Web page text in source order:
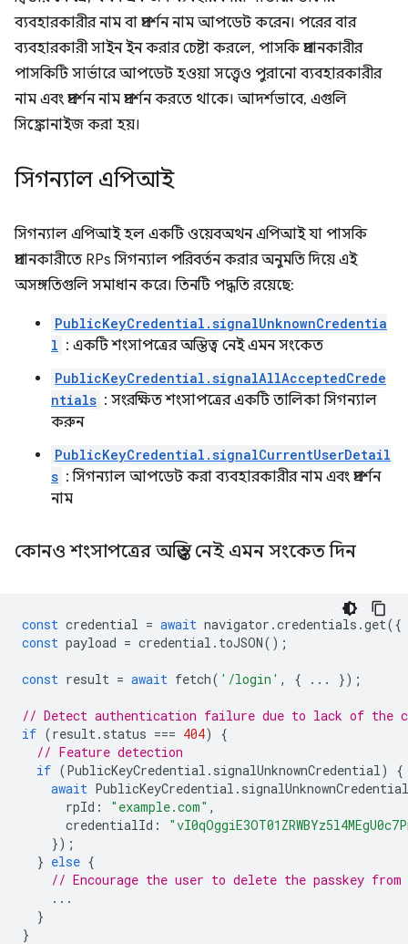
ব্যবহারকারীর নাম বা প্রদর্শন নাম আপডেট করেন। পরের বার
ব্যবহারকারী সাইন ইন করার চেষ্টা করলে, পাসকি প্রদানকারীর
পাসকিটি সার্ভারে আপডেট হওয়া সত্ত্বেও পুরানো ব্যবহারকারীর
নাম এবং প্রদর্শন নাম প্রদর্শন করতে থাকে। আদর্শভাবে, এগুলি
সিঙ্ক্রোনাইজ করা হয়।
সিগন্যাল এপিআই
সিগন্যাল এপিআই হল একটি ওয়েবঅথন এপিআই যা পাসকি
প্রদানকারীতে RPs সিগন্যাল পরিবর্তন করার অনুমতি দিয়ে এই
অসঙ্গতিগুলি সমাধান করে। তিনটি পদ্ধতি রয়েছে:
PublicKeyCredential.signalUnknownCredentia
l : একটি শংসাপত্রের অস্তিত্ব নেই এমন সংকেত
PublicKeyCredential.signalAllAcceptedCrede
ntials : সংরক্ষিত শংসাপত্রের একটি তালিকা সিগন্যাল
করুন
PublicKeyCredential.signalCurrentUserDetail
s : সিগন্যাল আপডেট করা ব্যবহারকারীর নাম এবং প্রদর্শন
নাম
কোনও শংসাপত্রের অস্তিত্ব নেই এমন সংকেত দিন
const credential = await navigator .credentials .get({
const payload = credential . toJSON();
const result = await fetch( '/login' , { ... });
// Detect authentication failure due to lack of the
if (result. status === 404)
{
// Feature detection
if (PublicKeyCredential . signalUnknownCredential)
{
await PublicKeyCredential . signalUnknownCredential
rpId : "example.com" ,
credentialId :
});
} else {
// Encourage the user to delete the passkey from
...
}
}